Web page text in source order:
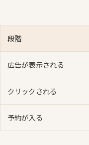
段階
広告が表示される
クリックされる
予約が入る